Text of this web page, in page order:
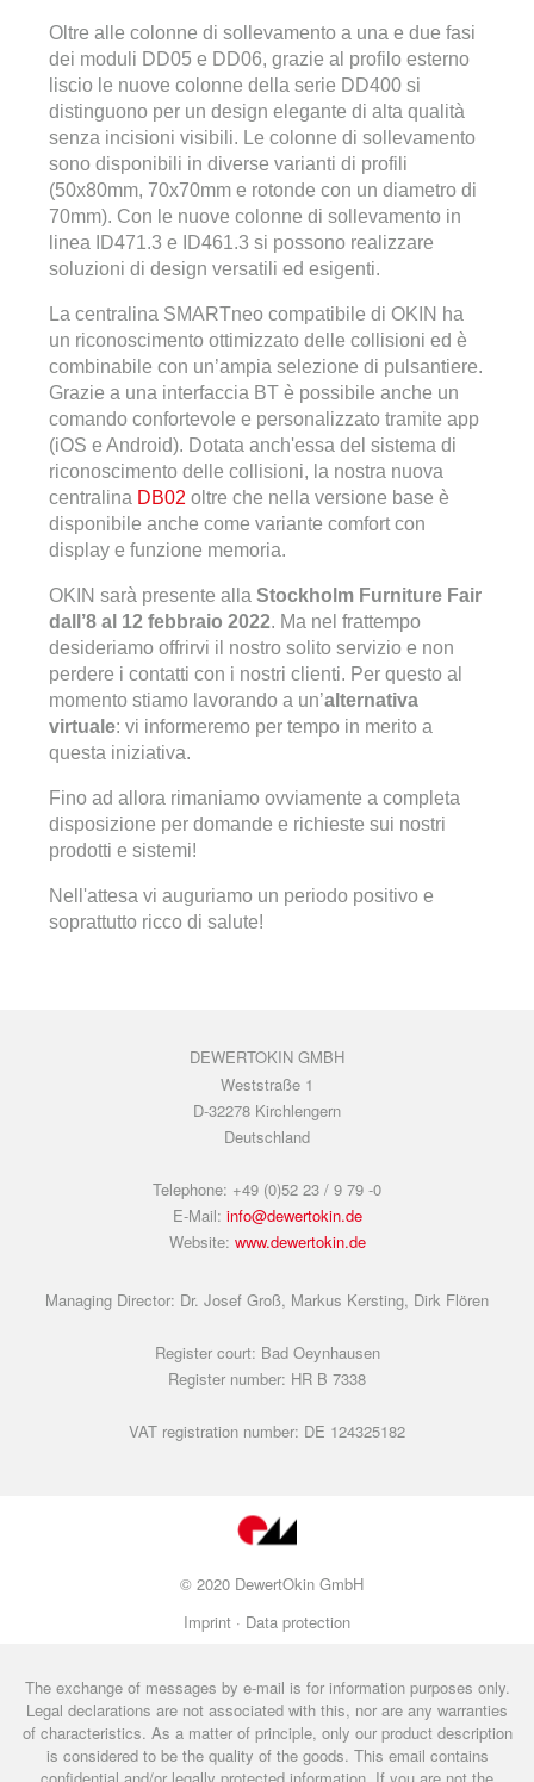
Oltre alle colonne di sollevamento a una e due fasi
dei moduli DD05 e DD06, grazie al profilo esterno
liscio le nuove colonne della serie DD400 si
distinguono per un design elegante di alta qualità
senza incisioni visibili. Le colonne di sollevamento
sono disponibili in diverse varianti di profili
(50x80mm, 70x70mm e rotonde con un diametro di
70mm). Con le nuove colonne di sollevamento in
linea ID471.3 e ID461.3 si possono realizzare
soluzioni di design versatili ed esigenti.
La centralina SMARTneo compatibile di OKIN ha
un riconoscimento ottimizzato delle collisioni ed è
combinabile con un’ampia selezione di pulsantiere.
Grazie a una interfaccia BT è possibile anche un
comando confortevole e personalizzato tramite app
(iOS e Android). Dotata anch'essa del sistema di
riconoscimento delle collisioni, la nostra nuova
centralina DB02 oltre che nella versione base è
disponibile anche come variante comfort con
display e funzione memoria.
OKIN sarà presente alla Stockholm Furniture Fair
dall’8 al 12 febbraio 2022. Ma nel frattempo
desideriamo offrirvi il nostro solito servizio e non
perdere i contatti con i nostri clienti. Per questo al
momento stiamo lavorando a un’alternativa
virtuale: vi informeremo per tempo in merito a
questa iniziativa.
Fino ad allora rimaniamo ovviamente a completa
disposizione per domande e richieste sui nostri
prodotti e sistemi!
Nell'attesa vi auguriamo un periodo positivo e
soprattutto ricco di salute!
DEWERTOKIN GMBH
Weststraße 1
D-32278 Kirchlengern
Deutschland
Telephone: +49 (0)52 23 / 9 79 -0
E-Mail: info@dewertokin.de
Website: www.dewertokin.de
Managing Director: Dr. Josef Groß, Markus Kersting, Dirk Flören
Register court: Bad Oeynhausen
Register number: HR B 7338
VAT registration number: DE 124325182
© 2020 DewertOkin GmbH
Imprint · Data protection
The exchange of messages by e-mail is for information purposes only.
Legal declarations are not associated with this, nor are any warranties
of characteristics. As a matter of principle, only our product description
is considered to be the quality of the goods. This email contains